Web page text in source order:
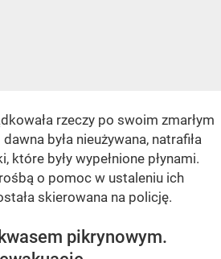
rzeczy po swoim zmarłym
była nieużywana, natrafiła
które były wypełnione płynami.
o pomoc w ustaleniu ich
skierowana na policję.
pikrynowym.